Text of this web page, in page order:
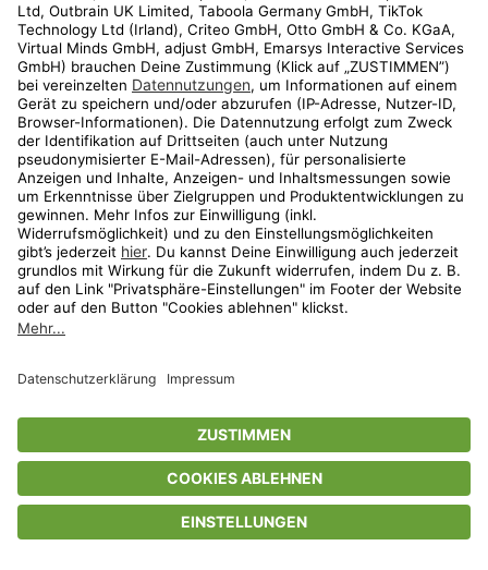
Privatsphäre-EinstellungenAGBDatenschutzCompliance
GeschenkgutscheinbedingungenImpressumHelp Center